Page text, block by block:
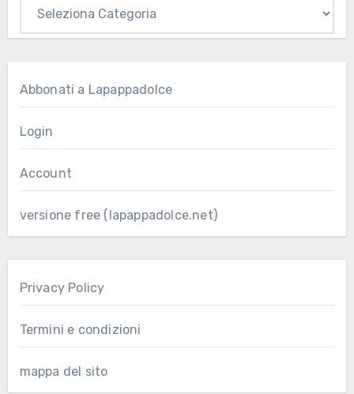
Abbonati a Lapappadolce
Login
Account
versione free (lapappadolce.net)
Privacy Policy
Termini e condizioni
mappa del sito